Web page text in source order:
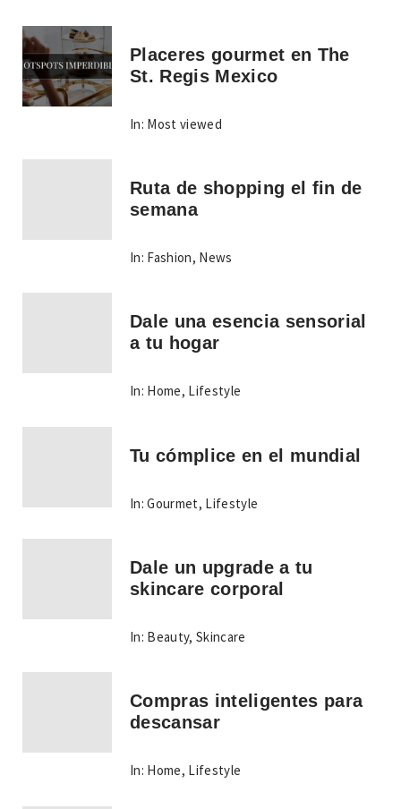
Placeres gourmet en The
St. Regis Mexico
In: Most viewed
Ruta de shopping el fin de
semana
In: Fashion, News
Dale una esencia sensorial
a tu hogar
In: Home, Lifestyle
Tu cómplice en el mundial
In: Gourmet, Lifestyle
Dale un upgrade a tu
skincare corporal
In: Beauty,Skincare
Compras inteligentes para
descansar
In: Home, Lifestyle